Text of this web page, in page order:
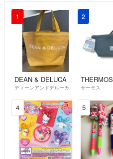
1
DEAN & DELUCA
ディーンアンドデルーカ
2
THERMOS
サーモス
4 5